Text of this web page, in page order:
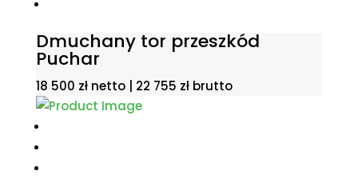
Dmuchany tor przeszkód
Puchar
18 500 zł netto | 22 755 złbrutto